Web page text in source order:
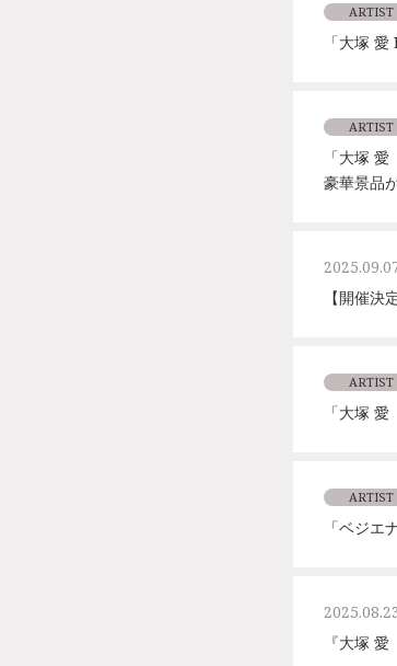
ARTIST
「大塚
ARTIST
「大塚
豪華景品
【開催
ARTIST
「大塚
ARTIST
「ベジエ
『大塚